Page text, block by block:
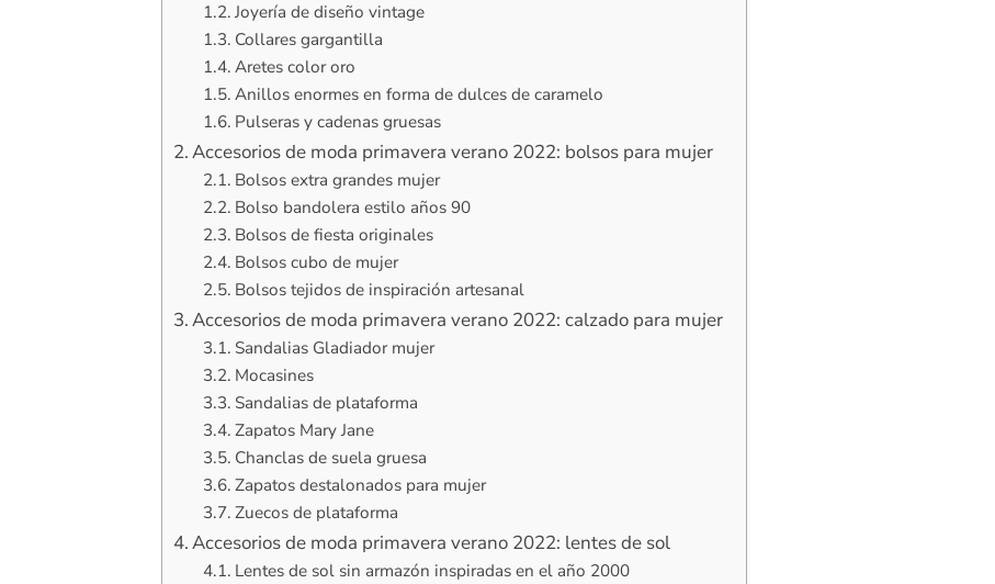
Joyería de diseño vintage
Collares gargantilla
Aretes color oro
Anillos enormes en forma de dulces de caramelo
Pulseras y cadenas gruesas
Accesorios de moda primavera verano 2022: bolsos para mujer
Bolsos extra grandes mujer
Bolso bandolera estilo años 90
Bolsos de fiesta originales
Bolsos cubo de mujer
Bolsos tejidos de inspiración artesanal
Accesorios de moda primavera verano 2022: calzado para mujer
Sandalias Gladiador mujer
Mocasines
Sandalias de plataforma
Zapatos Mary Jane
Chanclas de suela gruesa
Zapatos destalonados para mujer
Zuecos de plataforma
Accesorios de moda primavera verano 2022: lentes de sol
Lentes de sol sin armazón inspiradas en el año 2000